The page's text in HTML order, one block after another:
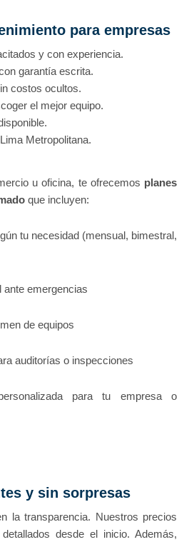
para empresas
y con experiencia.
garantía escrita.
costos ocultos.
el mejor equipo.
Metropolitana.
u oficina, te ofrecemos planes
que incluyen:
tu necesidad (mensual, bimestral,
ante emergencias
de equipos
auditorías o inspecciones
para tu empresa o
y sin sorpresas
la transparencia. Nuestros precios
desde el inicio. Además,